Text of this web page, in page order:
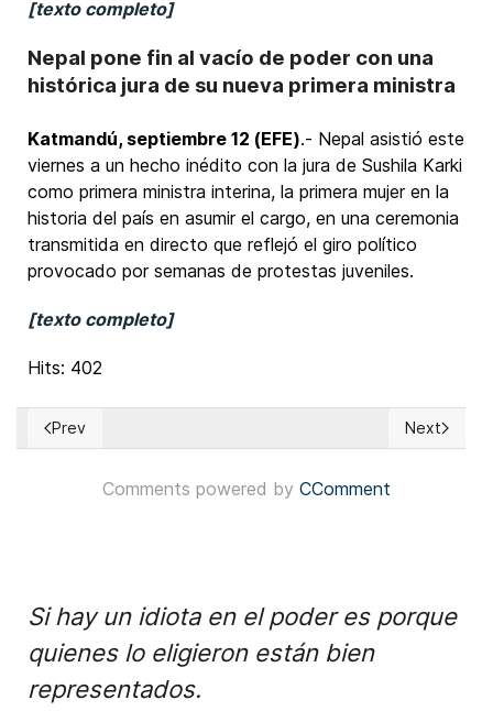
[texto completo]
Nepal pone fin al vacío de poder con una
histórica jura de su nueva primera ministra
Katmandú, septiembre 12 (EFE).- Nepal asistió este
viernes a un hecho inédito con la jura de Sushila Karki
como primera ministra interina, la primera mujer en la
historia del país en asumir el cargo, en una ceremonia
transmitida en directo que reflejó el giro político
provocado por semanas de protestas juveniles.
[texto completo]
Hits: 402
Previous article: EUA: Republicanos de Missouri aprueban
Prev Next
Next
Comments powered by CComment
Si hay un idiota en el poder es porque
quienes lo eligieron están bien
representados.